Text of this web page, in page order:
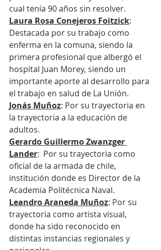
cual tenía 90 años sin resolver.
Laura Rosa Conejeros Foitzick:
Destacada por su trabajo como
enferma en la comuna, siendo la
primera profesional que albergó el
hospital Juan Morey, siendo un
importante aporte al desarrollo para
el trabajo en salud de La Unión.
Jonás Muñoz: Por su trayectoria en
la trayectoria a la educación de
adultos.
Gerardo Guillermo Zwanzger
Lander:  Por su trayectoria como
oficial de la armada de chile,
institución donde es Director de la
Academia Politécnica Naval.
Leandro Araneda Muñoz: Por su
trayectoria como artista visual,
donde ha sido reconocido en
distintas instancias regionales y